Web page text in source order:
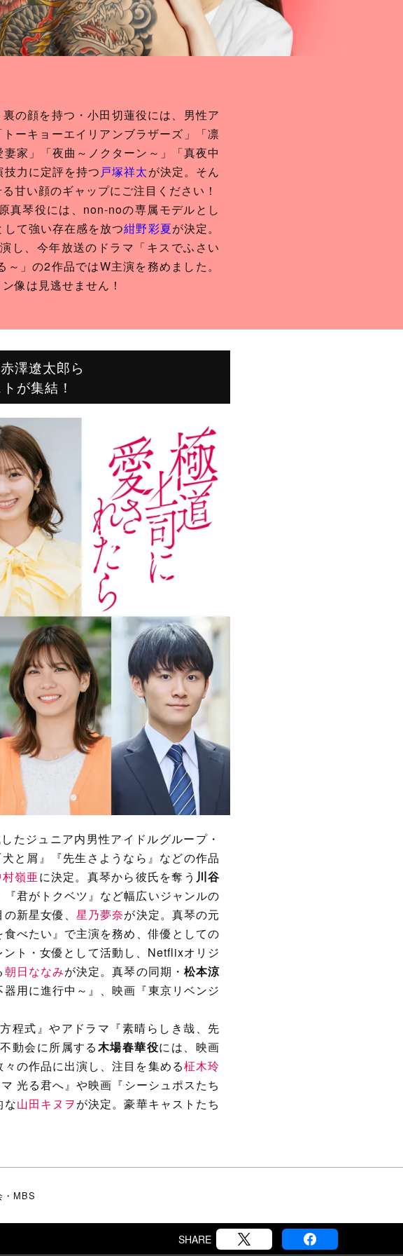
の顔を持つ・小田切蓮役には、男性ア
ーキョーエイリアンブラザーズ」「凛
家」「夜曲～ノクターン～」「真夜中
力に定評を持つ 戸塚祥太が決定。そん
甘い顔のギャップにご注目ください！
真琴役には、non-noの専属モデルとし
て強い存在感を放つ紺野彩夏が決定。
し、今年放送のドラマ「キスでふさい
」の2作品ではW主演を務めました。
像は見逃せません！
赤澤遼太郎ら
が集結！
たジュニア内男性アイドルグループ・
と屑』『先生さようなら』などの作品
嶺亜に決定。真琴から彼氏を奪う 川谷
君がトクベツ』など幅広いジャンルの
の新星女優、星乃夢奈が決定。真琴の元
べたい』で主演を務め、俳優としての
ント・女優として活動し、Netflixオリジ
朝日ななみが決定。真琴の同期・ 松本涼
用に進行中～』、映画『東京リベンジ
程式』やアドラマ『素晴らしき哉、先
動会に所属する木場春華役には、映画
の作品に出演し、注目を集める柾木玲
光る君へ』や映画『シーシュポスたち
な山田キヌヲが決定。豪華キャストたち
・MBS
SHARE